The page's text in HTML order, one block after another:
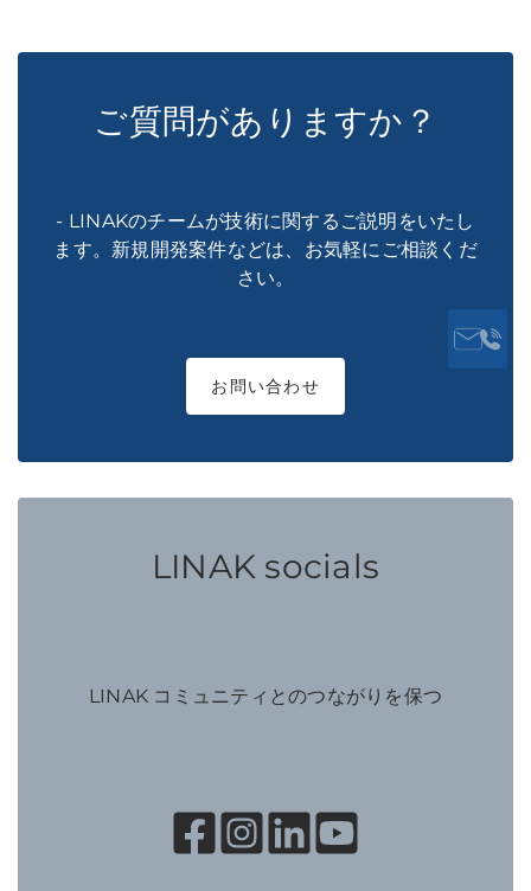
ご質問がありますか？
- LINAKのチームが技術に関するご説明をいたし
ます。新規開発案件などは、お気軽にご相談くだ
さい。
お問い合わせ
LINAK socials
LINAK コミュニティとのつながりを保つ